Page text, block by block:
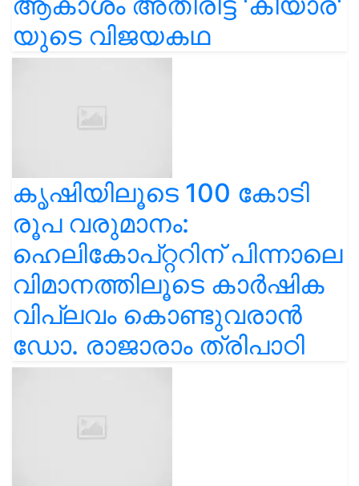
യുടെ വിജയകഥ
കൃഷിയിലൂടെ 100 കോടി
രൂപ വരുമാനം:
ഹെലികോപ്റ്ററിന് പിന്നാലെ
വിമാനത്തിലൂടെ കാർഷിക
വിപ്ലവം കൊണ്ടുവരാൻ
ഡോ. രാജാരാം ത്രിപാഠി